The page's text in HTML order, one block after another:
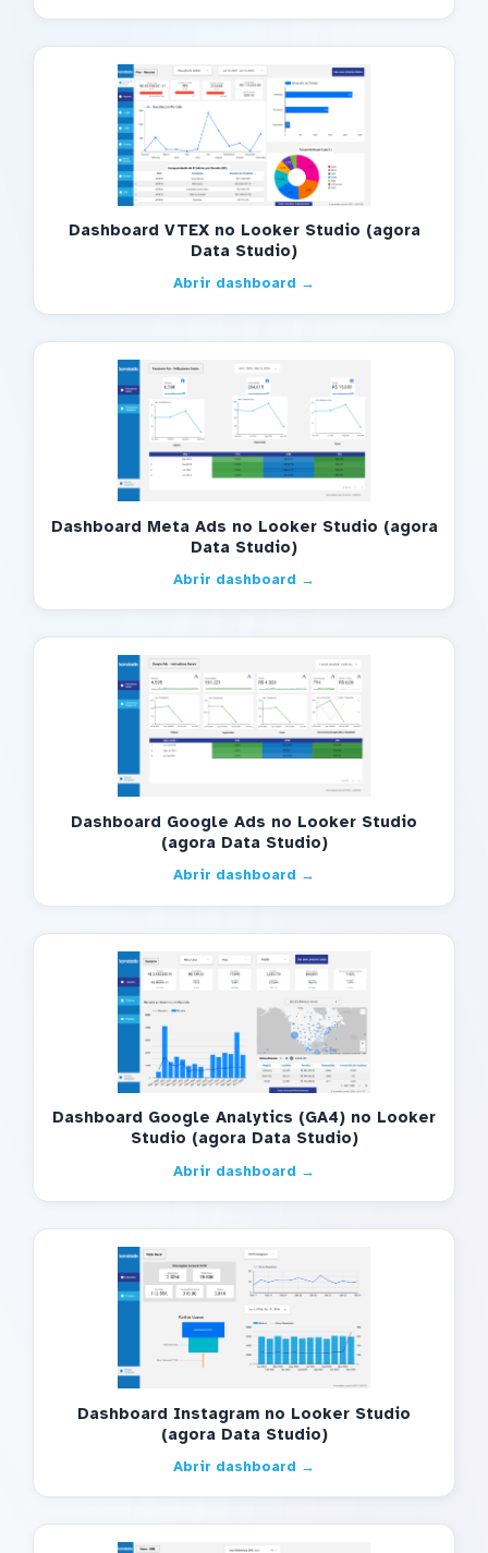
Dashboard VTEX no Looker Studio (agora
Data Studio)
Abrir dashboard →
Dashboard Meta Ads no Looker Studio (agora
Data Studio)
Abrir dashboard →
Dashboard Google Ads no Looker Studio
(agora Data Studio)
Abrir dashboard →
Dashboard Google Analytics (GA4) no Looker
Studio (agora Data Studio)
Abrir dashboard →
Dashboard Instagram no Looker Studio
(agora Data Studio)
Abrir dashboard →